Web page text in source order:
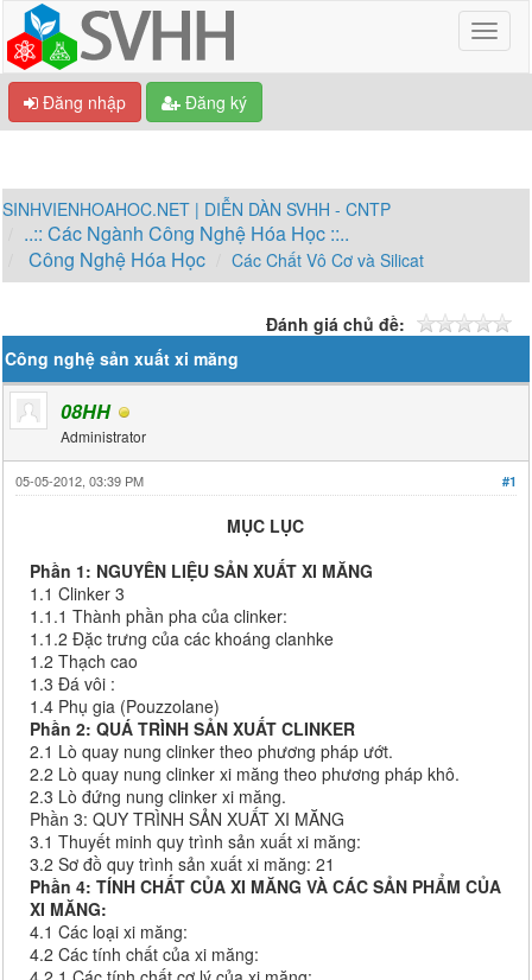
Đăng nhập Đăng ký
SINHVIENHOAHOC.NET | DIỄN DÀN SVHH - CNTP
..:: Các Ngành Công Nghệ Hóa Học ::..
Công Nghệ Hóa Học
Các Chất Vô Cơ và Silicat
Đánh giá chủ đề:
Công nghệ sản xuất xi măng
08HH
Administrator
#1
05-05-2012, 03:39 PM
MỤC LỤC
Phần 1: NGUYÊN LIỆU SẢN XUẤT XI MĂNG
1.1 Clinker 3
1.1.1 Thành phần pha của clinker:
1.1.2 Đặc trưng của các khoáng clanhke
1.2 Thạch cao
1.3 Đá vôi :
1.4 Phụ gia (Pouzzolane)
Phần 2: QUÁ TRÌNH SẢN XUẤT CLINKER
2.1 Lò quay nung clinker theo phương pháp ướt.
2.2 Lò quay nung clinker xi măng theo phương pháp khô.
2.3 Lò đứng nung clinker xi măng.
Phần 3: QUY TRÌNH SẢN XUẤT XI MĂNG
3.1 Thuyết minh quy trình sản xuất xi măng:
3.2 Sơ đồ quy trình sản xuất xi măng: 21
Phần 4: TÍNH CHẤT CỦA XI MĂNG VÀ CÁC SẢN PHẨM CỦA
XI MĂNG:
4.1 Các loại xi măng:
4.2 Các tính chất của xi măng: